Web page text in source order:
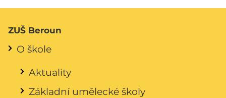
ZUŠ Beroun
O škole
Aktuality
Základní umělecké školy